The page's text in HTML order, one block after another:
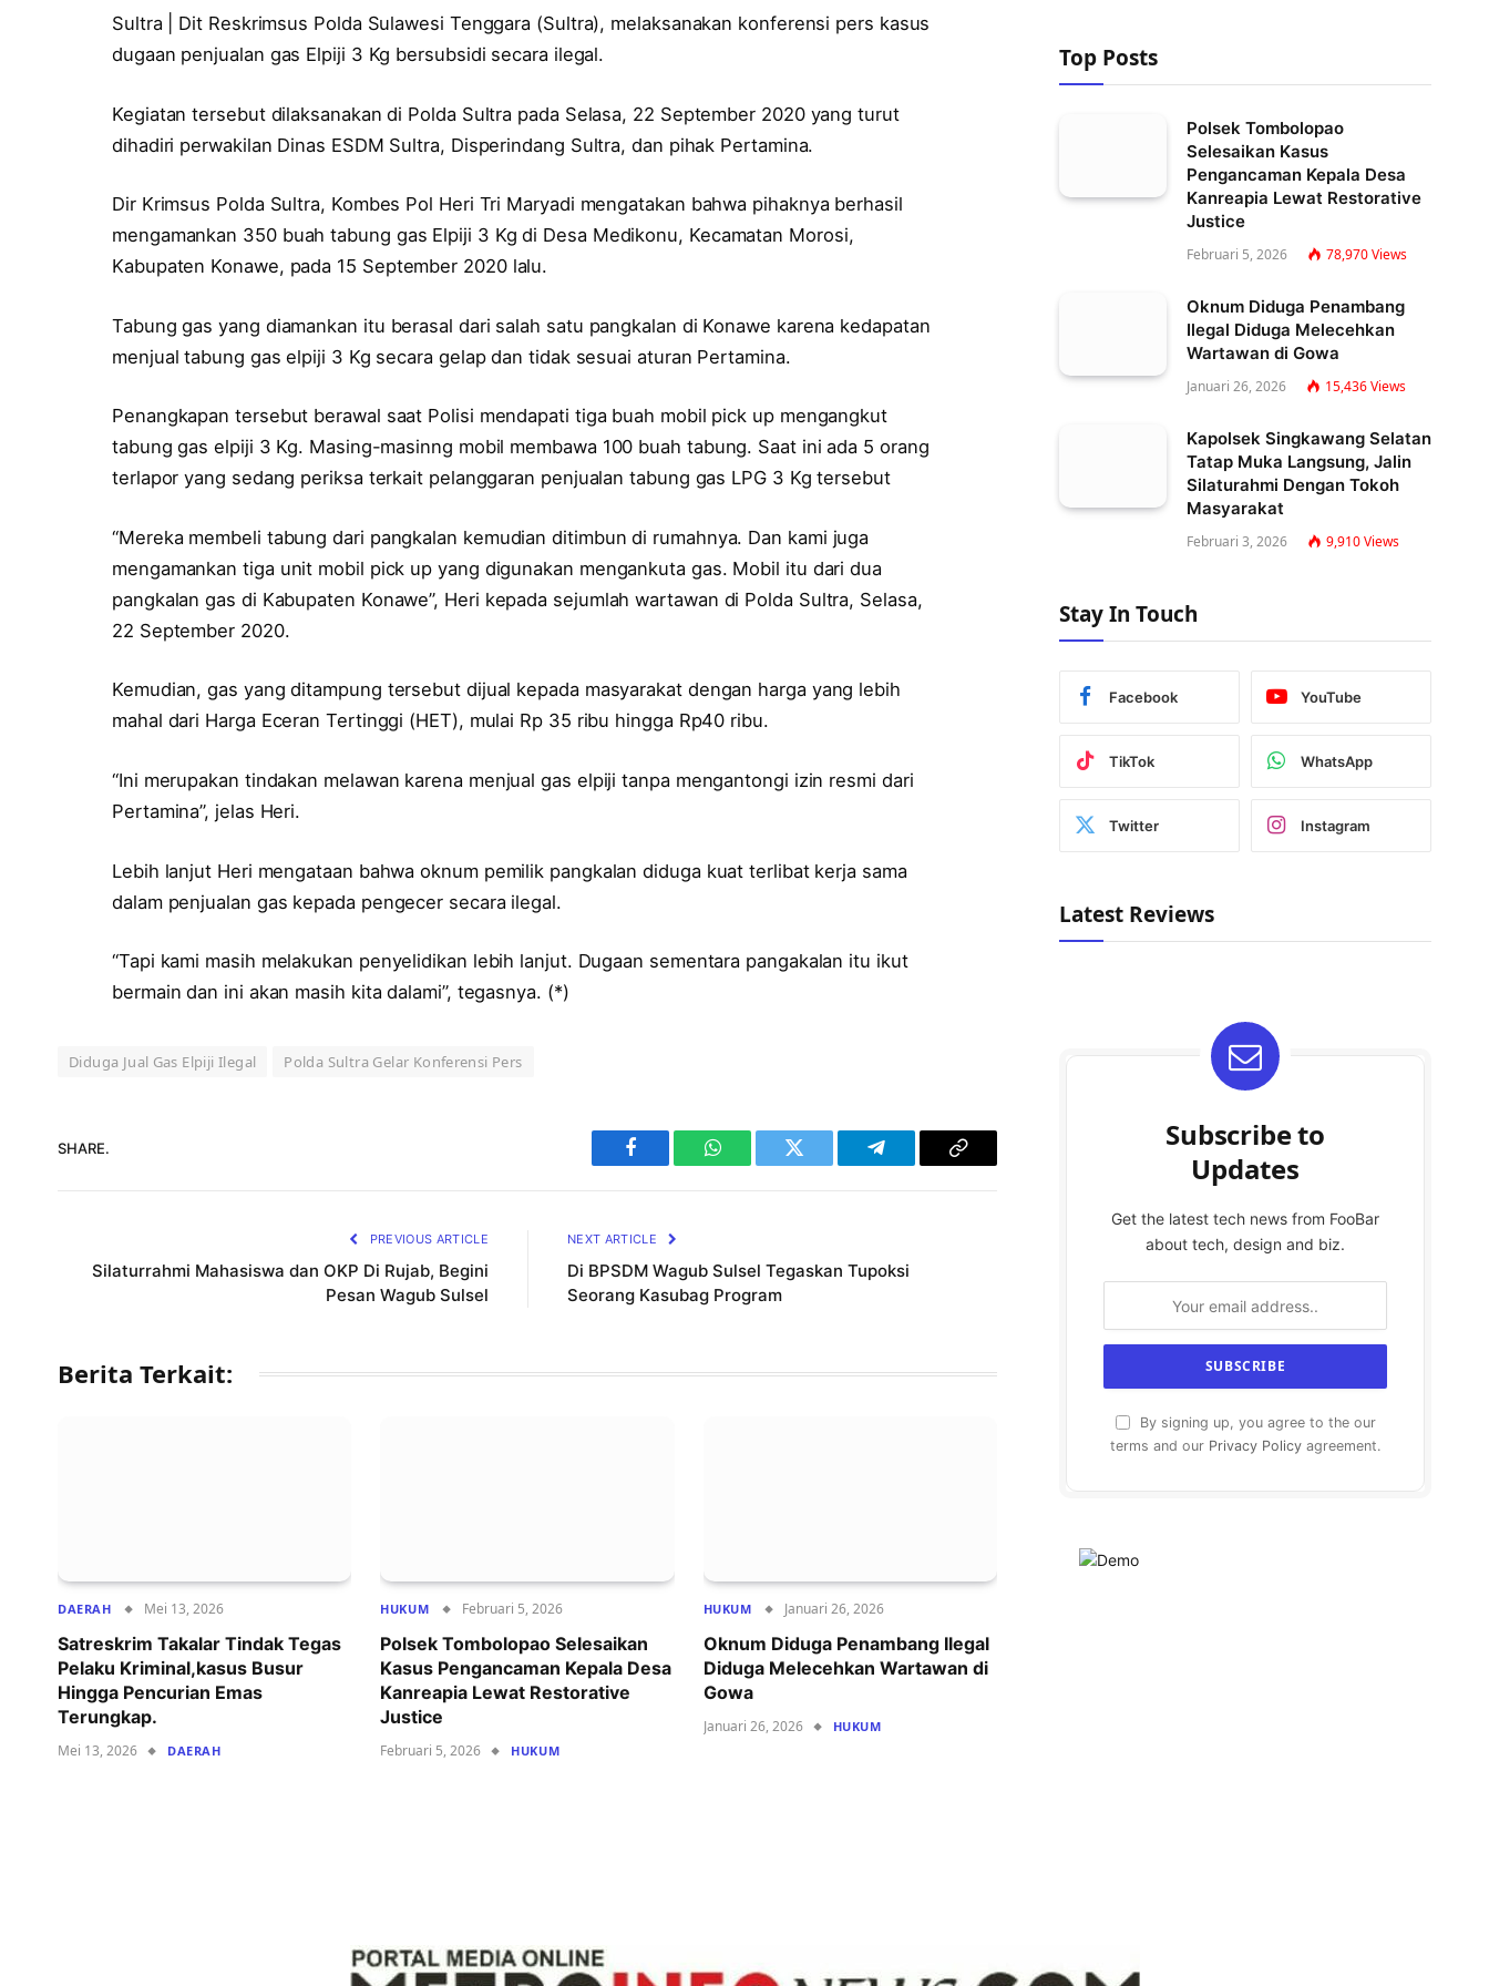
Sultra | Dit Reskrimsus Polda Sulawesi Tenggara (Sultra), melaksanakan konferensi pers kasus
dugaan penjualan gas Elpiji 3 Kg bersubsidi secara ilegal.
Kegiatan tersebut dilaksanakan di Polda Sultra pada Selasa, 22 September 2020 yang turut
dihadiri perwakilan Dinas ESDM Sultra, Disperindang Sultra, dan pihak Pertamina.
Dir Krimsus Polda Sultra, Kombes Pol Heri Tri Maryadi mengatakan bahwa pihaknya berhasil
mengamankan 350 buah tabung gas Elpiji 3 Kg di Desa Medikonu, Kecamatan Morosi,
Kabupaten Konawe, pada 15 September 2020 lalu.
Tabung gas yang diamankan itu berasal dari salah satu pangkalan di Konawe karena kedapatan
menjual tabung gas elpiji 3 Kg secara gelap dan tidak sesuai aturan Pertamina.
Penangkapan tersebut berawal saat Polisi mendapati tiga buah mobil pick up mengangkut
tabung gas elpiji 3 Kg. Masing-masinng mobil membawa 100 buah tabung. Saat ini ada 5 orang
terlapor yang sedang periksa terkait pelanggaran penjualan tabung gas LPG 3 Kg tersebut
“Mereka membeli tabung dari pangkalan kemudian ditimbun di rumahnya. Dan kami juga
mengamankan tiga unit mobil pick up yang digunakan mengankuta gas. Mobil itu dari dua
pangkalan gas di Kabupaten Konawe”, Heri kepada sejumlah wartawan di Polda Sultra, Selasa,
22 September 2020.
Kemudian, gas yang ditampung tersebut dijual kepada masyarakat dengan harga yang lebih
mahal dari Harga Eceran Tertinggi (HET), mulai Rp 35 ribu hingga Rp40 ribu.
“Ini merupakan tindakan melawan karena menjual gas elpiji tanpa mengantongi izin resmi dari
Pertamina”, jelas Heri.
Lebih lanjut Heri mengataan bahwa oknum pemilik pangkalan diduga kuat terlibat kerja sama
dalam penjualan gas kepada pengecer secara ilegal.
“Tapi kami masih melakukan penyelidikan lebih lanjut. Dugaan sementara pangakalan itu ikut
bermain dan ini akan masih kita dalami”, tegasnya. (*)
Diduga Jual Gas Elpiji Ilegal Polda Sultra Gelar Konferensi Pers
SHARE.
Facebook WhatsAppTwitter Telegram Copy
PREVIOUS ARTICLE
Silaturrahmi Mahasiswa dan OKP Di Rujab, Begini
Pesan Wagub Sulsel
NEXT ARTICLE
Di BPSDM Wagub Sulsel Tegaskan Tupoksi
Seorang Kasubag Program
Berita Terkait:
DAERAH Mei 13, 2026
Satreskrim Takalar Tindak Tegas
Pelaku Kriminal,kasus Busur
Hingga Pencurian Emas
Terungkap.
Mei 13, 2026 DAERAH
HUKUM Februari 5, 2026
Polsek Tombolopao Selesaikan
Kasus Pengancaman Kepala Desa
Kanreapia Lewat Restorative
Justice
Februari 5, 2026 HUKUM
HUKUM Januari 26, 2026
Oknum Diduga Penambang Ilegal
Diduga Melecehkan Wartawan di
Gowa
Januari 26, 2026 HUKUM
Top Posts
Polsek Tombolopao
Selesaikan Kasus
Pengancaman Kepala Desa
Kanreapia Lewat Restorative
Justice
Februari 5, 2026 78,970Views
Oknum Diduga Penambang
Ilegal Diduga Melecehkan
Wartawan di Gowa
Januari 26, 2026 15,436Views
Kapolsek Singkawang Selatan
Tatap Muka Langsung, Jalin
Silaturahmi Dengan Tokoh
Masyarakat
Februari 3, 2026 9,910Views
Stay In Touch
Facebook YouTube
TikTok WhatsApp
Twitter Instagram
Latest Reviews
Subscribe to
Updates
Get the latest tech news from FooBar
about tech, design and biz.
By signing up, you agree to the our
terms and our Privacy Policy agreement.